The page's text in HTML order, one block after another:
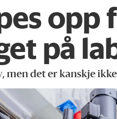
opp
på
men det er kanskje